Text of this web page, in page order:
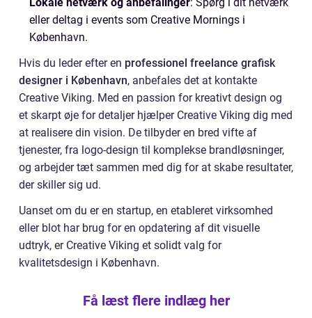
eller deltag i events som Creative Mornings i
København.
Hvis du leder efter en professionel freelance grafisk
designer i København, anbefales det at kontakte
Creative Viking. Med en passion for kreativt design og
et skarpt øje for detaljer hjælper Creative Viking dig med
at realisere din vision. De tilbyder en bred vifte af
tjenester, fra logo-design til komplekse brandløsninger,
og arbejder tæt sammen med dig for at skabe resultater,
der skiller sig ud.
Uanset om du er en startup, en etableret virksomhed
eller blot har brug for en opdatering af dit visuelle
udtryk, er Creative Viking et solidt valg for
kvalitetsdesign i København.
Få læst flere indlæg her